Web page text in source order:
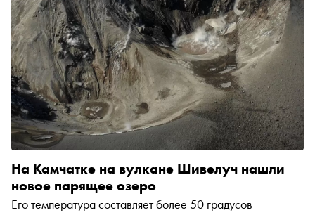
На Камчатке на вулкане Шивелуч нашли
новое парящее озеро
Его температура составляет более 50 градусов